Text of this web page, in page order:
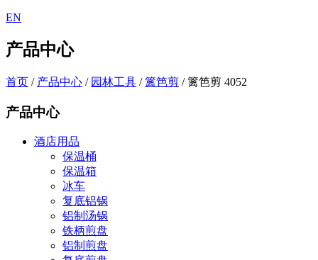
EN
产品中心
首页 / 产品中心 / 园林工具 /篱笆剪 /篱笆剪 4052
产品中心
酒店用品
保温桶
保温箱
冰车
复底铝锅
铝制汤锅
铁柄煎盘
铝制煎盘